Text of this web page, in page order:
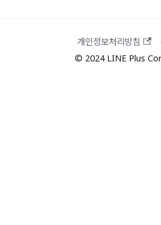
개인정보처리방침 ·
© 2024 LINE Plus